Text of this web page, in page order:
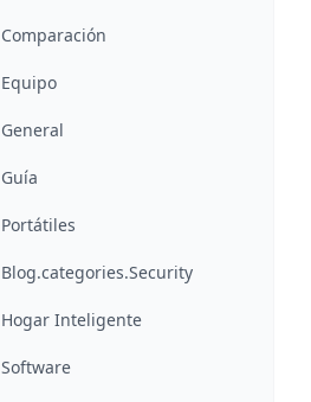
Comparación
Equipo
General
Guía
Portátiles
Blog.categories.Security
Hogar Inteligente
Software